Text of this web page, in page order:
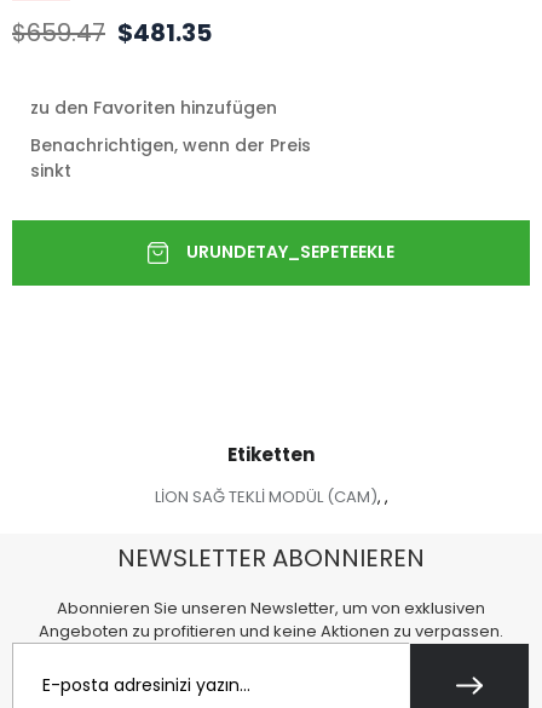
$659.47 $481.35
zu den Favoriten hinzufügen
Benachrichtigen, wenn der Preis
sinkt
Etiketten
LİON SAĞ TEKLİ MODÜL (CAM), ,
NEWSLETTER ABONNIEREN
Abonnieren Sie unseren Newsletter, um von exklusiven
Angeboten zu profitieren und keine Aktionen zu verpassen.